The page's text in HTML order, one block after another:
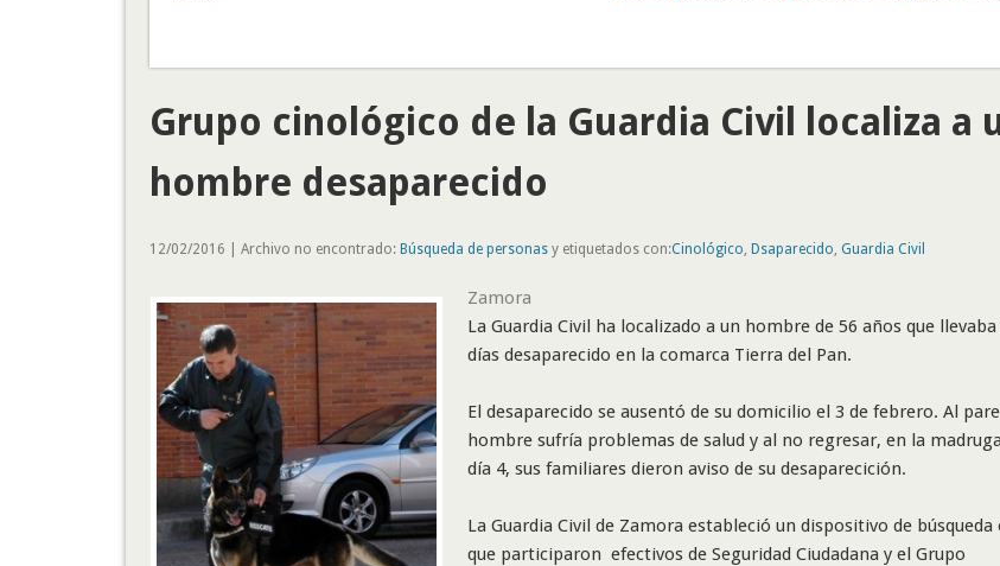
Grupo cinológico de la Guardia Civil localiza a
hombre desaparecido
12/02/2016 | Archivo no encontrado: Búsqueda de personasy etiquetados con:Cinológico Dsaparecido Guardia Civil
Zamora
La Guardia Civil ha localizado a un hombre de 56 años que
días desaparecido en la comarca Tierra del Pan.
El desaparecido se ausentó de su domicilio el 3 de febrero. Al
hombre sufría problemas de salud y al no regresar, en la
día 4, sus familiares dieron aviso de su desaparecición.
La Guardia Civil de Zamora estableció un dispositivo de búsqueda
que participaron efectivos de Seguridad Ciudadana y el Grupo